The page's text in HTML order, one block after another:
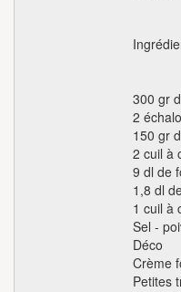
300 gr
2
150 gr
2 cuil à
9 dl de
1,8 dl
1 cuil à
Sel -
Déco
Crème
Petites